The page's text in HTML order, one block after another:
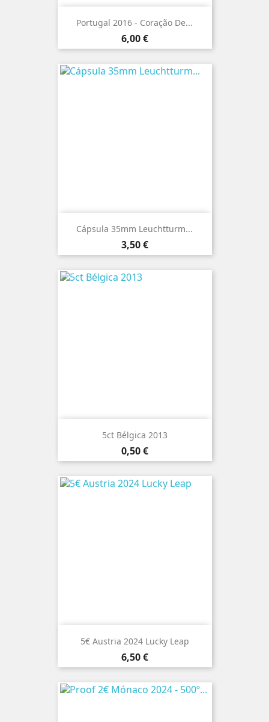
Portugal 2016 - Coração De...
Preço
6,00 €
Cápsula 35mm Leuchtturm...
Preço
3,50 €
5ct Bélgica 2013
Preço
0,50 €
5€ Austria 2024 Lucky Leap
Preço
6,50 €